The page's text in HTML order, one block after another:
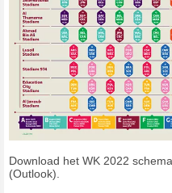
Download het WK 2022
(Outlook).